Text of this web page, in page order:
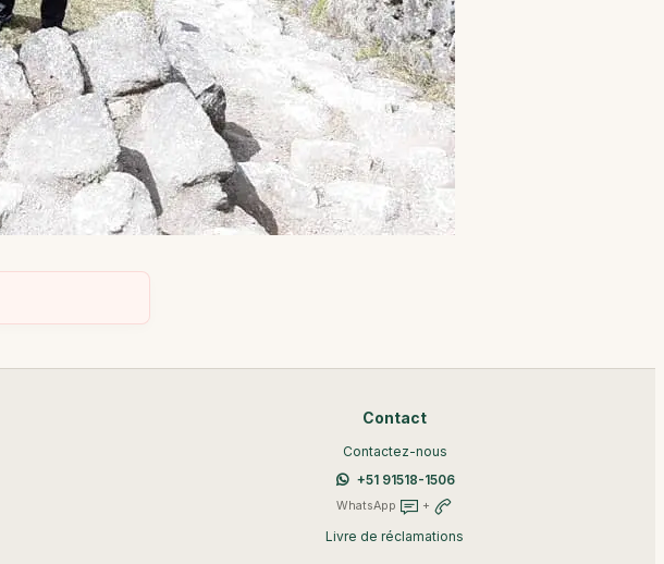
Contact
Contactez-nous
+51 91518-1506
WhatsApp +
Livre de réclamations